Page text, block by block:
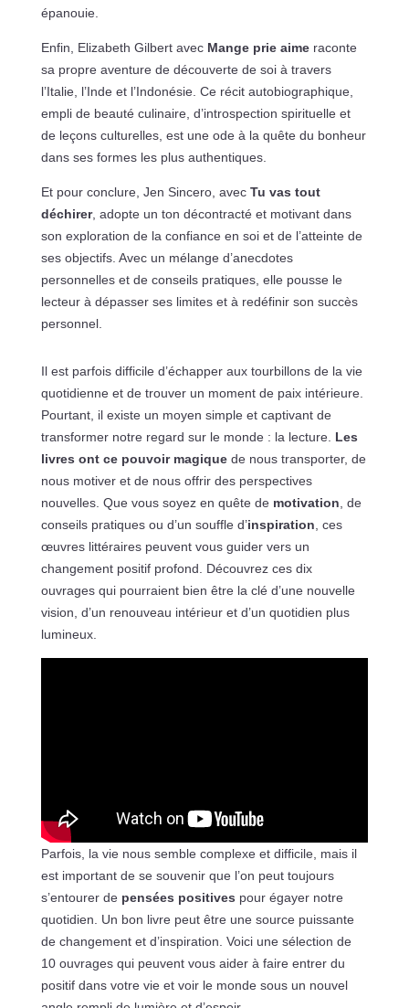
épanouie.
Enfin, Elizabeth Gilbert avec Mange prie aimeraconte
sa propre aventure de découverte de soi à travers
l’Italie, l’Inde et l’Indonésie. Ce récit autobiographique,
empli de beauté culinaire, d’introspection spirituelle et
de leçons culturelles, est une ode à la quête du bonheur
dans ses formes les plus authentiques.
Et pour conclure, Jen Sincero, avec Tu vas tout
déchirer, adopte un ton décontracté et motivant dans
son exploration de la confiance en soi et de l’atteinte de
ses objectifs. Avec un mélange d’anecdotes
personnelles et de conseils pratiques, elle pousse le
lecteur à dépasser ses limites et à redéfinir son succès
personnel.
Il est parfois difficile d’échapper aux tourbillons de la vie
quotidienne et de trouver un moment de paix intérieure.
Pourtant, il existe un moyen simple et captivant de
transformer notre regard sur le monde : la lecture. Les
livres ont ce pouvoir magiquede nous transporter, de
nous motiver et de nous offrir des perspectives
nouvelles. Que vous soyez en quête de motivation , de
conseils pratiques ou d’un souffle d’inspiration , ces
œuvres littéraires peuvent vous guider vers un
changement positif profond. Découvrez ces dix
ouvrages qui pourraient bien être la clé d’une nouvelle
vision, d’un renouveau intérieur et d’un quotidien plus
lumineux.
Parfois, la vie nous semble complexe et difficile, mais il
est important de se souvenir que l’on peut toujours
s’entourer de pensées positives pour égayer notre
quotidien. Un bon livre peut être une source puissante
de changement et d’inspiration. Voici une sélection de
10 ouvrages qui peuvent vous aider à faire entrer du
positif dans votre vie et voir le monde sous un nouvel